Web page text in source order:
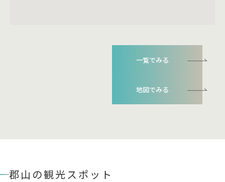
一覧でみる
地図でみる
郡山の観光スポット